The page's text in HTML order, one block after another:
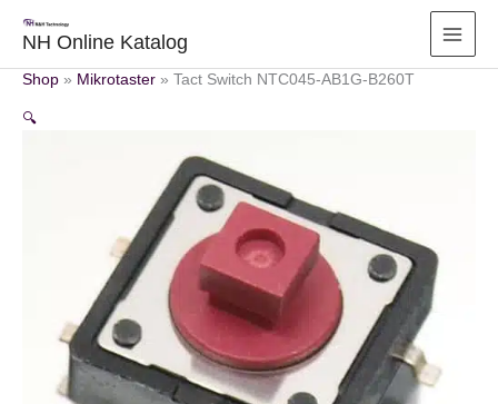
Inhalt
springen
NH Online Katalog
Shop » Mikrotaster » Tact Switch NTC045-AB1G-B260T
🔍